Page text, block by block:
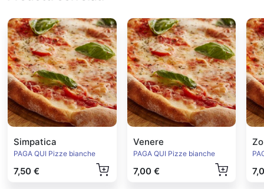
Simpatica
PAGA QUI Pizze bianche
7,50 €
Venere
PAGA QUI Pizze bianche
7,00 €